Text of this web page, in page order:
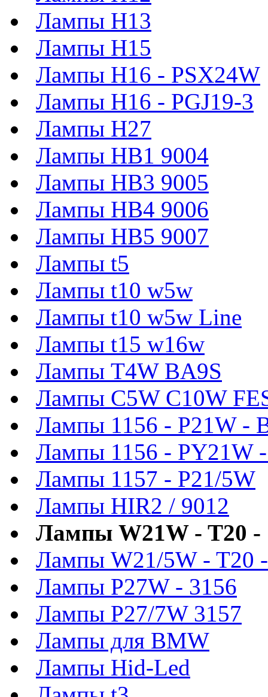
Лампы H13
Лампы H15
Лампы H16 - PSX24W
Лампы H16 - PGJ19-3
Лампы H27
Лампы HB1 9004
Лампы HB3 9005
Лампы HB4 9006
Лампы HB5 9007
Лампы t5
Лампы t10 w5w
Лампы t10 w5w Line
Лампы t15 w16w
Лампы T4W BA9S
Лампы C5W C10W
Лампы 1156 - P21W -
Лампы 1156 - PY21W
Лампы 1157 - P21/5W
Лампы HIR2 / 9012
Лампы W21W - T20 -
Лампы W21/5W - T20
Лампы P27W - 3156
Лампы P27/7W 3157
Лампы для BMW
Лампы Hid-Led